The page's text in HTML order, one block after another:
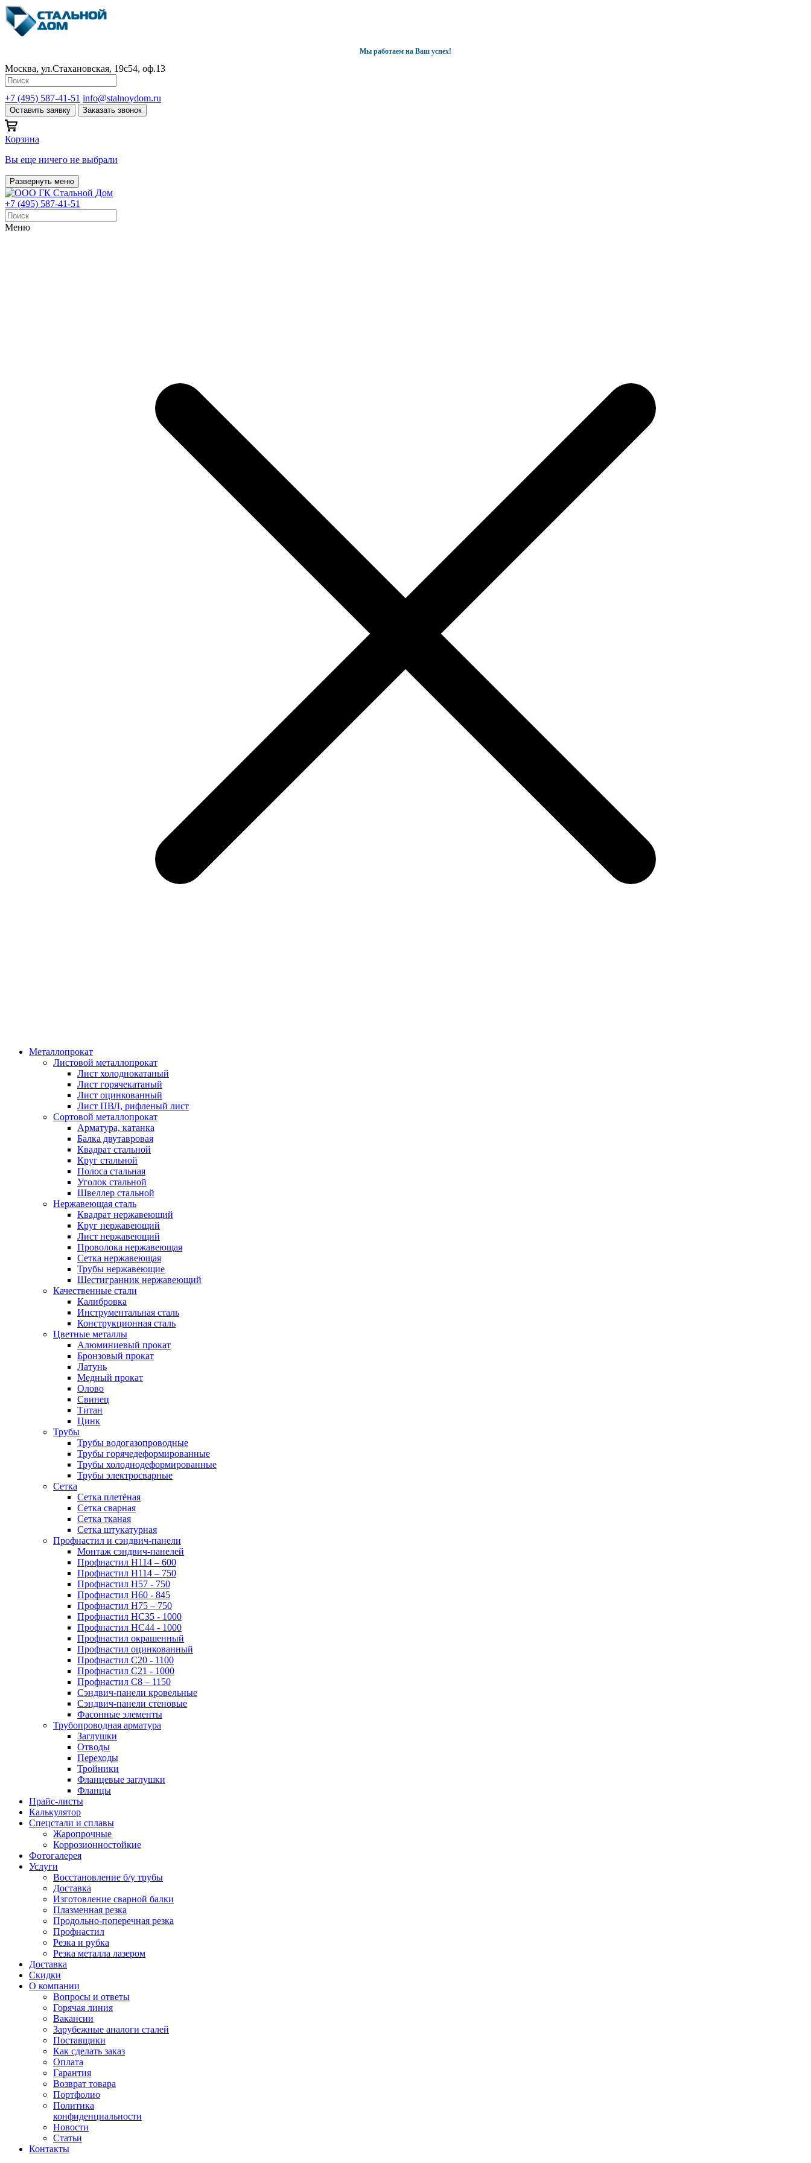
Мы работаем на Ваш успех!
Москва, ул.Стахановская, 19с54, оф.13
+7 (495) 587-41-51 info@stalnoydom.ru
Оставить заявку Заказать звонок
Корзина
Вы еще ничего не выбрали
Развернуть меню
+7 (495) 587-41-51
Меню
Металлопрокат
Листовой металлопрокат
Лист холоднокатаный
Лист горячекатаный
Лист оцинкованный
Лист ПВЛ, рифленый лист
Сортовой металлопрокат
Арматура, катанка
Балка двутавровая
Квадрат стальной
Круг стальной
Полоса стальная
Уголок стальной
Швеллер стальной
Нержавеющая сталь
Квадрат нержавеющий
Круг нержавеющий
Лист нержавеющий
Проволока нержавеющая
Сетка нержавеющая
Трубы нержавеющие
Шестигранник нержавеющий
Качественные стали
Калибровка
Инструментальная сталь
Конструкционная сталь
Цветные металлы
Алюминиевый прокат
Бронзовый прокат
Латунь
Медный прокат
Олово
Свинец
Титан
Цинк
Трубы
Трубы водогазопроводные
Трубы горячедеформированные
Трубы холоднодеформированные
Трубы электросварные
Сетка
Сетка плетёная
Сетка сварная
Сетка тканая
Сетка штукатурная
Профнастил и сэндвич-панели
Монтаж сэндвич-панелей
Профнастил Н114 – 600
Профнастил Н114 – 750
Профнастил Н57 - 750
Профнастил Н60 - 845
Профнастил Н75 – 750
Профнастил НС35 - 1000
Профнастил НС44 - 1000
Профнастил окрашенный
Профнастил оцинкованный
Профнастил С20 - 1100
Профнастил С21 - 1000
Профнастил С8 – 1150
Сэндвич-панели кровельные
Сэндвич-панели стеновые
Фасонные элементы
Трубопроводная арматура
Заглушки
Отводы
Переходы
Тройники
Фланцевые заглушки
Фланцы
Прайс-листы
Калькулятор
Спецстали и сплавы
Жаропрочные
Коррозионностойкие
Фотогалерея
Услуги
Восстановление б/у трубы
Доставка
Изготовление сварной балки
Плазменная резка
Продольно-поперечная резка
Профнастил
Резка и рубка
Резка металла лазером
Доставка
Скидки
О компании
Вопросы и ответы
Горячая линия
Вакансии
Зарубежные аналоги сталей
Поставщики
Как сделать заказ
Оплата
Гарантия
Возврат товара
Портфолио
Политика
конфиденциальности
Новости
Статьи
Контакты